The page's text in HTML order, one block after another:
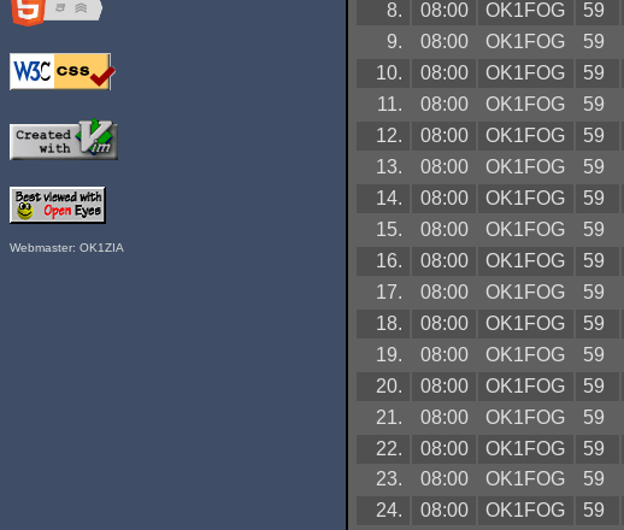
Webmaster: OK1ZIA
8.
08:00 OK1FOG 59
9.
08:00 OK1FOG 59
10.
08:00 OK1FOG 59
11.
08:00 OK1FOG 59
12.
08:00 OK1FOG 59
13.
08:00 OK1FOG 59
14.
08:00 OK1FOG 59
15.
08:00 OK1FOG 59
16.
08:00 OK1FOG 59
17.
08:00 OK1FOG 59
18.
08:00 OK1FOG 59
19.
08:00 OK1FOG 59
20.
08:00 OK1FOG 59
21.
08:00 OK1FOG 59
22.
08:00 OK1FOG 59
23.
08:00 OK1FOG 59
24.
08:00 OK1FOG 59